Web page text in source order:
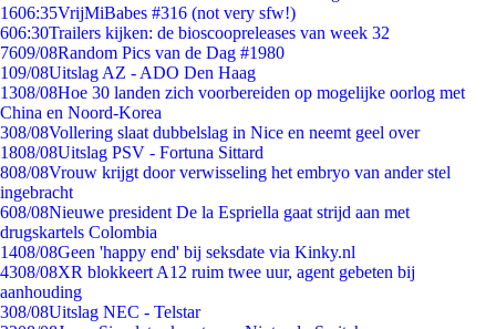
1606:35VrijMiBabes #316 (not very sfw!)
606:30Trailers kijken: de bioscoopreleases van week 32
7609/08Random Pics van de Dag #1980
109/08Uitslag AZ - ADO Den Haag
1308/08Hoe 30 landen zich voorbereiden op mogelijke oorlog met
China en Noord-Korea
308/08Vollering slaat dubbelslag in Nice en neemt geel over
1808/08Uitslag PSV - Fortuna Sittard
808/08Vrouw krijgt door verwisseling het embryo van ander stel
ingebracht
608/08Nieuwe president De la Espriella gaat strijd aan met
drugskartels Colombia
1408/08Geen 'happy end' bij seksdate via Kinky.nl
4308/08XR blokkeert A12 ruim twee uur, agent gebeten bij
aanhouding
308/08Uitslag NEC - Telstar